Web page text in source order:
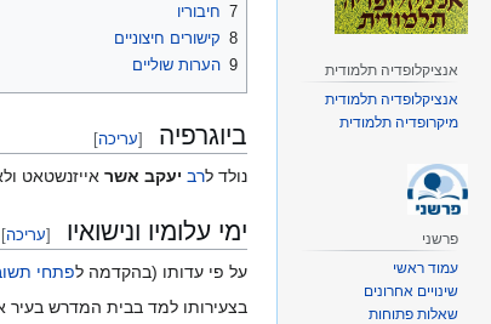
7 חיבוריו
8 קישורים חיצוניים
9 הערות שוליים
ביוגרפיה [עריכה]
נולד לרב יעקב אשר אייזנשטאט
ימי עלומיו ונישואיו [עריכה]
על פי עדותו (בהקדמה לפתחי
בצעירותו למד בבית המדרש בעיר
אנציקלופדיה תלמודית
אנציקלופדיה תלמודית
מיקרופדיה תלמודית
פרשני
עמוד ראשי
שינויים אחרונים
שאלות פתוחות